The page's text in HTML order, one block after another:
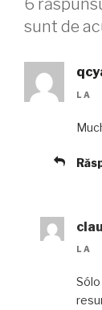
6
sunt de
LA
LA